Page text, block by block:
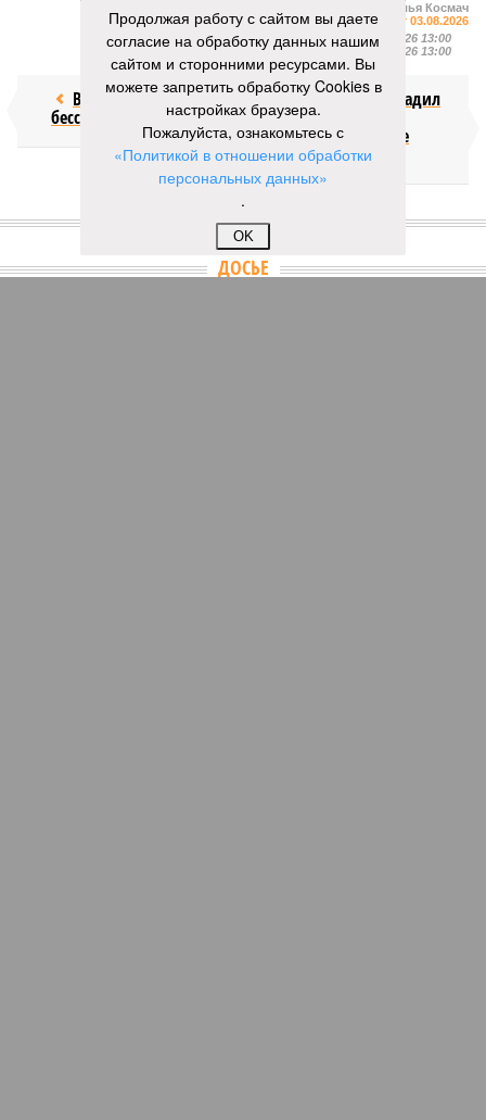
Илья Космач
Газета«Наша версия» №29 от 03.08.2026
Опубликовано:05.08.2026 13:00
Отредактировано:05.08.2026 13:00
Возраст
бессмертия
Китай подсадил
мир на
двухминутные
микродрамы
КОММЕНТАРИИ
ДОСЬЕ
Продолжая работу с сайтом вы даете
согласие на обработку данных нашим
сайтом и сторонними ресурсами. Вы
можете запретить обработку Cookies в
настройках браузера.
Пожалуйста, ознакомьтесь с
«Политикой в отношении обработки
персональных данных»
.
OK